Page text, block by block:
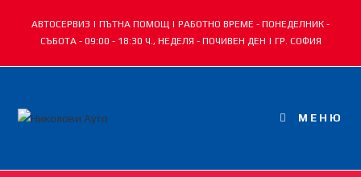
АВТОСЕРВИЗ | ПЪТНА ПОМОЩ | РАБОТНО ВРЕМЕ - ПОНЕДЕЛНИК -
СЪБОТА - 09:00 - 18:30 Ч., НЕДЕЛЯ - ПОЧИВЕН ДЕН | ГР. СОФИЯ
МЕНЮ